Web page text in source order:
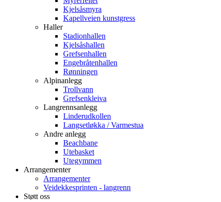
Kjelsåsmyra
Kapellveien kunstgress
Haller
Stadionhallen
Kjelsåshallen
Grefsenhallen
Engebråtenhallen
Rønningen
Alpinanlegg
Trollvann
Grefsenkleiva
Langrennsanlegg
Linderudkollen
Langsetløkka / Varmestua
Andre anlegg
Beachbane
Utebasket
Utegymmen
Arrangementer
Arrangementer
Veidekkesprinten - langrenn
Støtt oss